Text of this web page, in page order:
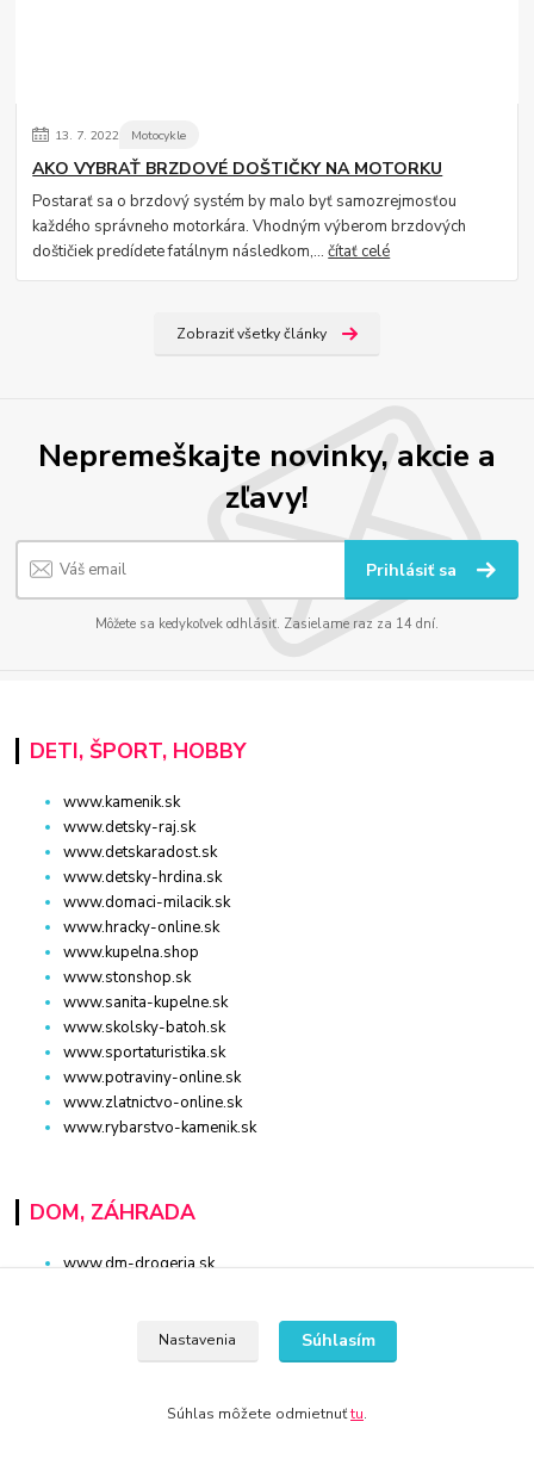
13. 7. 2022 Motocykle
AKO VYBRAŤ BRZDOVÉ DOŠTIČKY NA MOTORKU
Postarať sa o brzdový systém by malo byť samozrejmosťou
každého správneho motorkára. Vhodným výberom brzdových
doštičiek predídete fatálnym následkom,...čítať celé
Zobraziť všetky články
Nepremeškajte novinky, akcie a
zľavy!
Prihlásiť sa
Môžete sa kedykoľvek odhlásiť. Zasielame raz za 14 dní.
DETI, ŠPORT, HOBBY
www.kamenik.sk
www.detsky-raj.sk
www.detskaradost.sk
www.detsky-hrdina.sk
www.domaci-milacik.sk
www.hracky-online.sk
www.kupelna.shop
www.stonshop.sk
www.sanita-kupelne.sk
www.skolsky-batoh.sk
www.sportaturistika.sk
www.potraviny-online.sk
www.zlatnictvo-online.sk
www.rybarstvo-kamenik.sk
DOM, ZÁHRADA
www.dm-drogeria.sk
www.topvypredaj.sk
www.top-nabytok.sk
www.retromaxishop.sk
Nastavenia Súhlasím
Súhlas môžete odmietnuťtu.